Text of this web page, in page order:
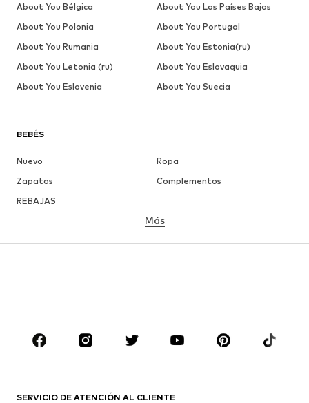
BEBÉS
Nuevo
Ropa
Zapatos
Complementos
REBAJAS
MARCAS
CONVERSE
ADIDAS SPORTSWEAR
Más
SERVICIO DE ATENCIÓN AL CLIENTE
About You Bélgica
About You Los Países Bajos
About You Polonia
About You Portugal
About You Rumania
About You Estonia(ru)
About You Letonia (ru)
About You Eslovaquia
About You Eslovenia
About You Suecia